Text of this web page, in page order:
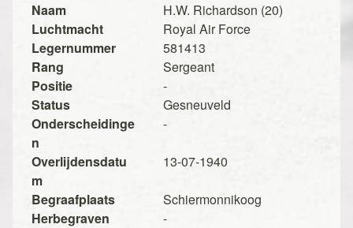
Naam
H.W. Richardson (20)
Luchtmacht
Royal Air Force
Legernummer
581413
Rang
Sergeant
Positie
-
Status
Gesneuveld
Onderscheidinge
n
-
Overlijdensdatu
m
13-07-1940
Begraafplaats
Schiermonnikoog
Herbegraven
-